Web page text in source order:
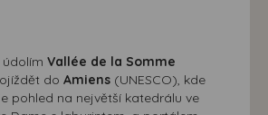
údolím Vallée de la Somme
do Amiens (UNESCO), kde
pohled na největší katedrálu ve